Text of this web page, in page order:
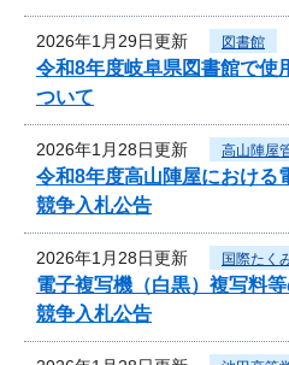
2026年1月29日更新 図書館
令和8年度岐阜県図書館で使
ついて
2026年1月28日更新 高山陣屋
令和8年度高山陣屋における
競争入札公告
2026年1月28日更新 国際たく
電子複写機（白黒）複写料
競争入札公告